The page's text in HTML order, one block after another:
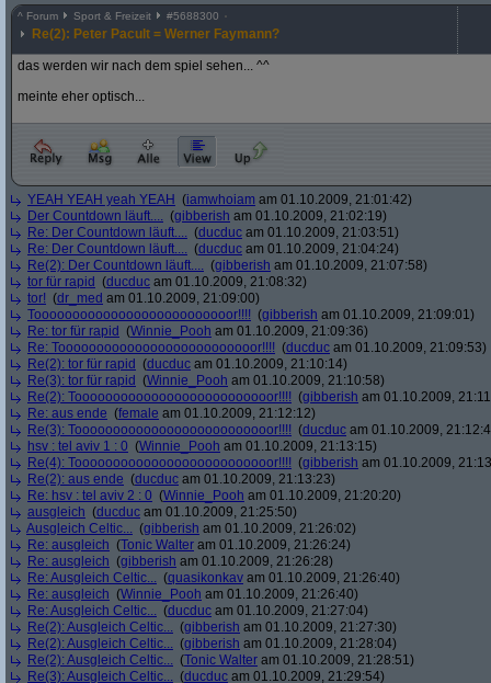
^ Forum Sport & Freizeit #5688300
Re(2): Peter Pacult = Werner Faymann?
das werden wir nach dem spiel sehen... ^^
meinte eher optisch...
YEAH YEAH yeah YEAH (iamwhoiam am 01.10.2009, 21:01:42)
Der Countdown läuft.... (gibberish am 01.10.2009, 21:02:19)
Re: Der Countdown läuft.... (ducduc am 01.10.2009, 21:03:51)
Re: Der Countdown läuft.... (ducduc am 01.10.2009, 21:04:24)
Re(2): Der Countdown läuft.... (gibberish am 01.10.2009, 21:07:58)
tor für rapid (ducduc am 01.10.2009, 21:08:32)
tor! (dr_med am 01.10.2009, 21:09:00)
Toooooooooooooooooooooooooor!!!! (gibberish am 01.10.2009, 21:09:01)
Re: tor für rapid (Winnie_Pooh am 01.10.2009, 21:09:36)
Re: Toooooooooooooooooooooooooor!!!! (ducduc am 01.10.2009, 21:09:53)
Re(2): tor für rapid (ducduc am 01.10.2009, 21:10:14)
Re(3): tor für rapid (Winnie_Pooh am 01.10.2009, 21:10:58)
Re(2): Toooooooooooooooooooooooooor!!!! (gibberish am 01.10.2009,
Re: aus ende (female am 01.10.2009, 21:12:12)
Re(3): Toooooooooooooooooooooooooor!!!! (ducduc am 01.10.2009,
hsv : tel aviv 1 : 0 (Winnie_Pooh am 01.10.2009, 21:13:15)
Re(4): Toooooooooooooooooooooooooor!!!! (gibberish am 01.10.2009,
Re(2): aus ende (ducduc am 01.10.2009, 21:13:23)
Re: hsv : tel aviv 2 : 0 (Winnie_Pooh am 01.10.2009, 21:20:20)
ausgleich (ducduc am 01.10.2009, 21:25:50)
Ausgleich Celtic... (gibberish am 01.10.2009, 21:26:02)
Re: ausgleich (Tonic Walter am 01.10.2009, 21:26:24)
Re: ausgleich (gibberish am 01.10.2009, 21:26:28)
Re: Ausgleich Celtic... (quasikonkav am 01.10.2009, 21:26:40)
Re: ausgleich (Winnie_Pooh am 01.10.2009, 21:26:40)
Re: Ausgleich Celtic... (ducduc am 01.10.2009, 21:27:04)
Re(2): Ausgleich Celtic... (gibberish am 01.10.2009, 21:27:30)
Re(2): Ausgleich Celtic... (gibberish am 01.10.2009, 21:28:04)
Re(2): Ausgleich Celtic... (Tonic Walter am 01.10.2009, 21:28:51)
Re(3): Ausgleich Celtic... (ducduc am 01.10.2009, 21:29:54)